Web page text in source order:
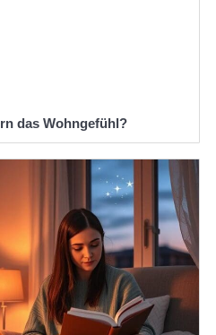
das Wohngefühl?